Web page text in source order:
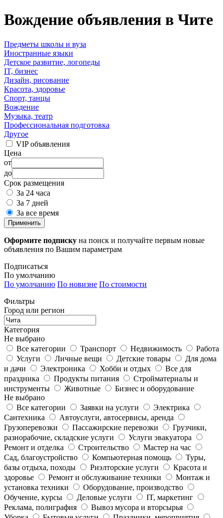
Вождение объявления в Чите
Предметы школы и вуза
Иностранные языки
Детское развитие, логопеды
IT, бизнес
Дизайн, рисование
Красота, здоровье
Спорт, танцы
Вождение
Музыка, театр
Профессиональная подготовка
Другое
VIP объявления
Цена
от
до
Срок размещения
За 24 часа
За 7 дней
За все время
Применить
Оформите подписку на поиск и получайте первым новые
объявления по Вашим параметрам
Подписаться
По умолчанию
По умолчанию По новизне По стоимости
Фильтры
Город или регион
Категория
Не выбрано
Все категории
Транспорт Недвижимость
Работа
Услуги
Личные вещи Детские товары
Для дома
и дачи
Электроника Хобби и отдых
Все для
праздника
Продукты питания
Стройматериалы и
инструменты
Животные
Бизнес и оборудование
Не выбрано
Все категории
Заявки на услуги
Электрика
Сантехника
Автоуслуги, автосервисы, аренда
Грузоперевозки
Пассажирские перевозки
Грузчики,
разнорабочие, складские услуги
Услуги эвакуатора
Ремонт и отделка
Строительство
Мастер на час
Сад, благоустройство
Компьютерная помощь
Туры,
базы отдыха, походы
Риэлторские услуги
Красота и
здоровье
Ремонт и обслуживание техники
Монтаж и
установка техники
Оборудование, производство
Обучение, курсы
Деловые услуги
IT, маркетинг
Реклама, полиграфия
Вывоз мусора и вторсырья